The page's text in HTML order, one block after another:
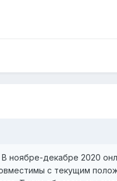
В ноябре-декабре 2020
с текущим